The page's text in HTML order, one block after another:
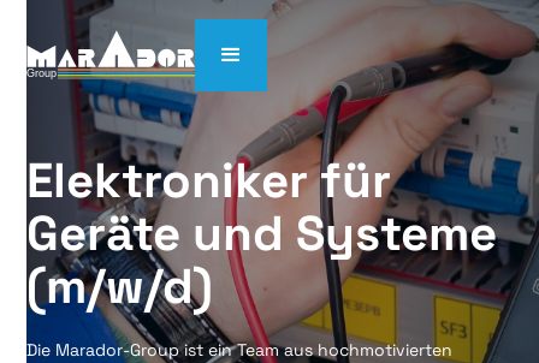
Elektroniker für
Geräte und Systeme
(m/w/d)
Die Marador-Group ist ein Team aus hochmotivierten